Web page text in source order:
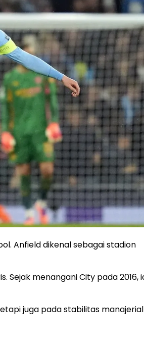
Anfield dikenal sebagai stadion
Sejak menangani City pada 2016,
juga pada stabilitas manajerial